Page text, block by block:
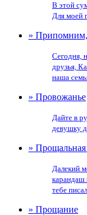
В этой
Для моей
» Припомним,
Сегодня,
друзья,
наша
» Провожанье
Дайте в
девушку
»
Далекий
карандаш
тебе
» Прощание